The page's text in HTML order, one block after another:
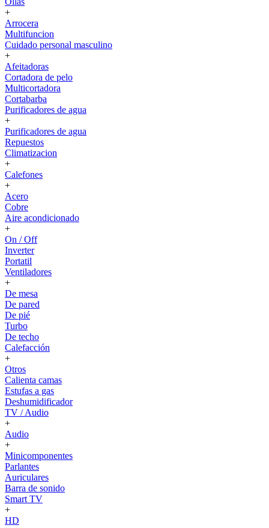
+
Arrocera
Multifuncion
Cuidado personal masculino
+
Afeitadoras
Cortadora de pelo
Multicortadora
Cortabarba
Purificadores de agua
+
Purificadores de agua
Repuestos
Climatizacion
+
Calefones
+
Acero
Cobre
Aire acondicionado
+
On / Off
Inverter
Portatil
Ventiladores
+
De mesa
De pared
De pié
Turbo
De techo
Calefacción
+
Otros
Calienta camas
Estufas a gas
Deshumidificador
TV / Audio
+
Audio
+
Minicomponentes
Parlantes
Auriculares
Barra de sonido
Smart TV
+
HD